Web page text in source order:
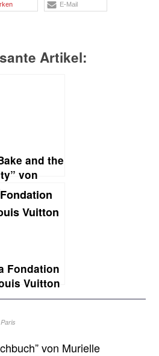
E-Mail
Artikel:
and the
von
Müller
Fondation
Vuitton
Paris
von Murielle